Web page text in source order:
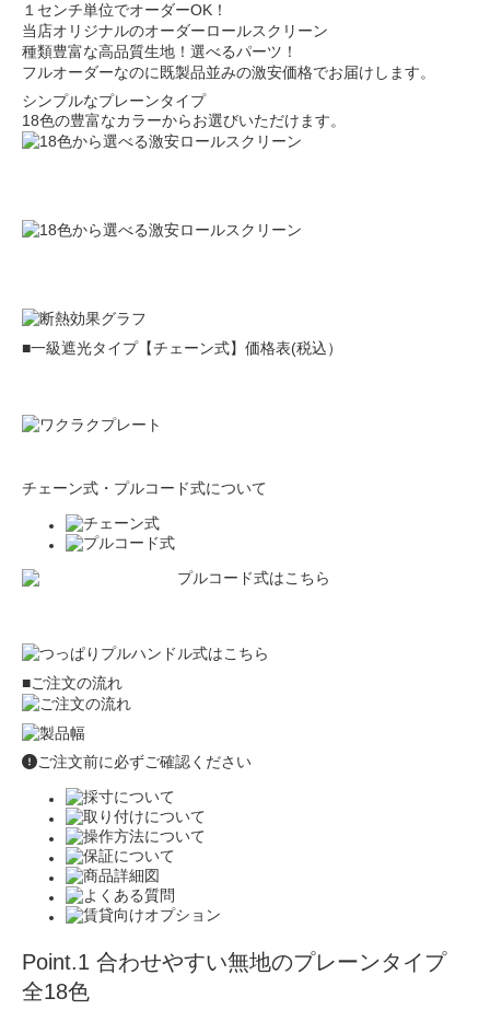
１センチ単位でオーダーOK！
当店オリジナルのオーダーロールスクリーン
種類豊富な高品質生地！選べるパーツ！
フルオーダーなのに既製品並みの激安価格でお届けします。
シンプルなプレーンタイプ
18色の豊富なカラーからお選びいただけます。
■一級遮光タイプ【チェーン式】価格表(税込）
チェーン式・プルコード式について
■ご注文の流れ
ご注文前に必ずご確認ください
Point.1 合わせやすい無地のプレーンタイプ
全18色